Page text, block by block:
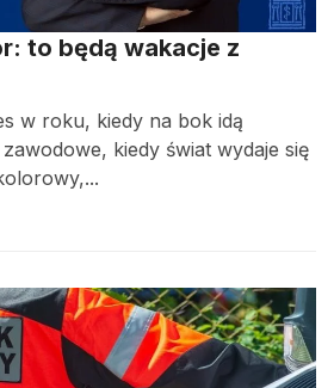
to będą wakacje z
w roku, kiedy na bok idą
kiedy świat wydaje się